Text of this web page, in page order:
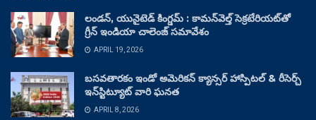
లండన్, యునైటెడ్ కింగ్డమ్ : కామన్‌వెల్త్ సెక్రటేరియట్‌తో
గ్రీన్ ఇండియా చాలెంజ్ సమావేశం
APRIL 19, 2026
బసవతారకం ఇండో అమెరికన్ క్యాన్సర్ హాస్పిటల్ & రీసెర్చ్
ఇన్‌స్టిట్యూట్ వారి ఘనత
APRIL 8, 2026